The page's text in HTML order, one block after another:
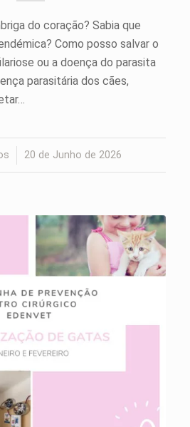
do coração? Sabia que
Como posso salvar o
ou a doença do parasita
parasitária dos cães,
20 de Junho de 2026